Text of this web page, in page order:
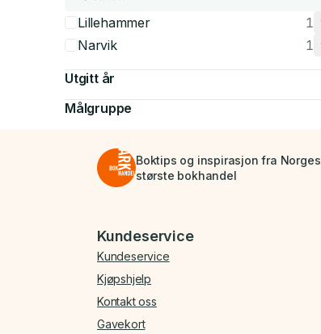
Lillehammer
1
Narvik
1
Utgitt år
Målgruppe
Boktips og inspirasjon fra Norges
største bokhandel
Bunnmeny
Kundeservice
Kundeservice
Kjøpshjelp
Kontakt oss
Gavekort